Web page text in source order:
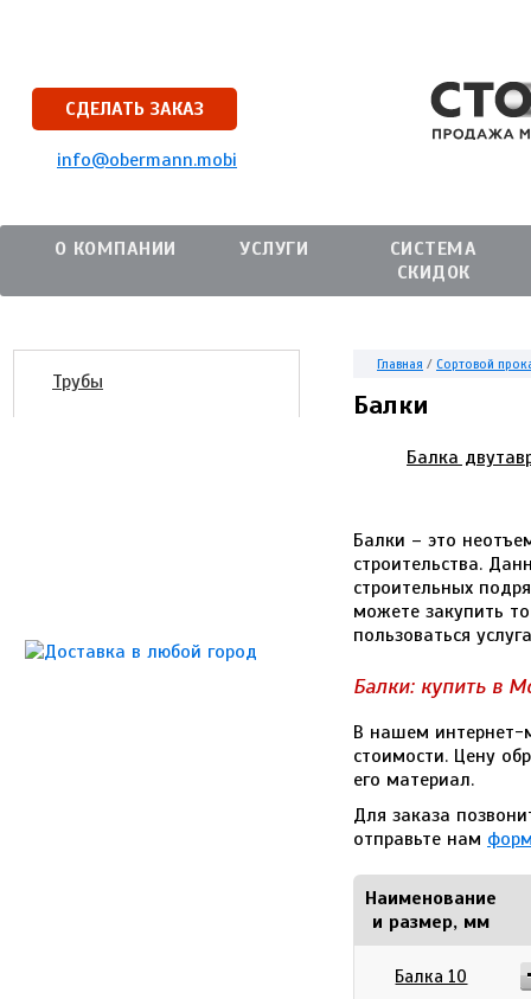
СДЕЛАТЬ ЗАКАЗ
info@obermann.mobi
О КОМПАНИИ УСЛУГИ
СИСТЕМА
СКИДОК
Трубы
Главная / Сортовой
Балки
Балка
Балки – это
строительства.
строительных
можете закупить
пользоваться
Балки: купить в
В нашем интернет-
стоимости. Цену
его материал.
Для заказа
отправьте нам
Наименование
и размер, мм
Балка 10